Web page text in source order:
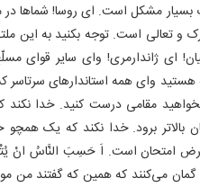
بسیار مشکل است. ای روسا! شماها در
و تعالی است. توجه بکنید به این
ای ژاندارمری! وای سایر قوای
هستید وای همه استاندارهای
بخواهید مقامی درست کنید. خدا
بالاتر برود. خدا نکند که یک
امتحان است. اَ حَسِبَ النَّاسُ انْ
می‌کنند که همین که گفتند من